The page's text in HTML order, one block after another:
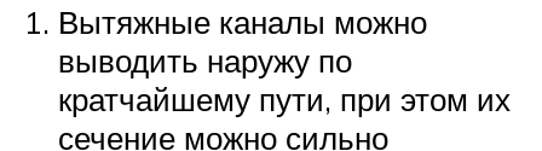
Вытяжные каналы можно
выводить наружу по
кратчайшему пути, при этом их
сечение можно сильно